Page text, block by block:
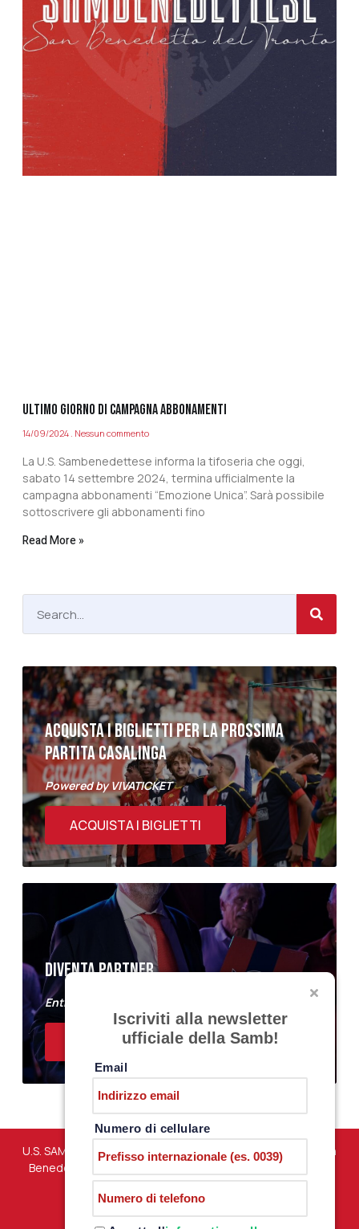
ULTIMO GIORNO DI CAMPAGNA ABBONAMENTI
14/09/2024 Nessun commento
La U.S. Sambenedettese informa la tifoseria che oggi,
sabato 14 settembre 2024, termina ufficialmente la
campagna abbonamenti “Emozione Unica”. Sarà possibile
sottoscrivere gli abbonamenti fino
Read More »
ACQUISTA I BIGLIETTI PER LA PROSSIMA
PARTITA CASALINGA
Powered by VIVATICKET
ACQUISTA I BIGLIETTI
DIVENTA PARTNER
Entra a far parte del Samb Business Club
ACQUISTA I BIGLIETTI
U.S. SAMBENEDETTESE – Via Martiri di Marzabotto snc – San
Benedetto del Tronto (AP) – P.iva 01198610444 –
POLICY
Iscriviti alla newsletter
ufficiale della Samb!
Email
Numero di cellulare